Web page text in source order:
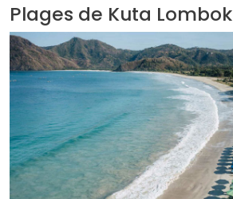
Plages de Kuta Lombok